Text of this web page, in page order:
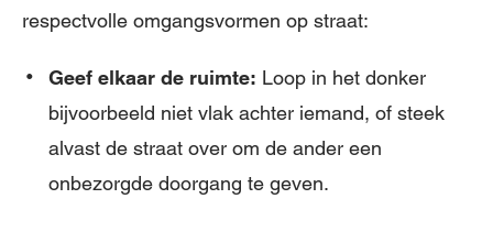
respectvolle omgangsvormen op straat:
Geef elkaar de ruimte: Loop in het donker
bijvoorbeeld niet vlak achter iemand, of steek
alvast de straat over om de ander een
onbezorgde doorgang te geven.